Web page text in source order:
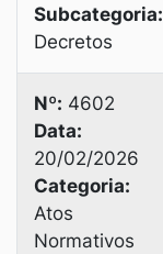
Subcategoria:
Decretos
Nº: 4602
Data:
20/02/2026
Categoria:
Atos
Normativos